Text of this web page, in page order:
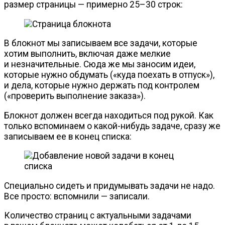
размер страницы — примерно 25–30 строк:
В блокнот мы записываем все задачи, которые
хотим выполнить, включая даже мелкие
и незначительные. Сюда же мы заносим идеи,
которые нужно обдумать («куда поехать в отпуск»),
и дела, которые нужно держать под контролем
(«проверить выполнение заказа»).
Блокнот должен всегда находиться под рукой. Как
только вспоминаем о какой-нибудь задаче, сразу же
записываем ее в конец списка:
Специально сидеть и придумывать задачи не надо.
Все просто: вспомнили — записали.
Количество страниц с актуальными задачами